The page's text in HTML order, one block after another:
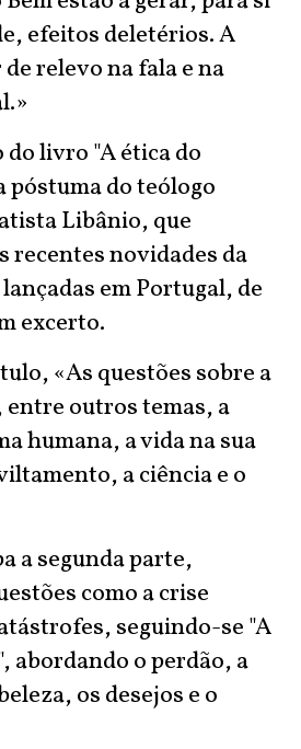
efeitos deletérios. A
relevo na fala e na
do livro "A ética do
do teólogo
Libânio, que
recentes novidades da
em Portugal, de
excerto.
«As questões sobre a
outros temas, a
humana, a vida na sua
a ciência e o
a segunda parte,
como a crise
seguindo-se "A
abordando o perdão, a
os desejos e o